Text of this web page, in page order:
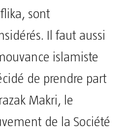
sont
Il faut aussi
islamiste
de prendre part
Makri, le
de la Société